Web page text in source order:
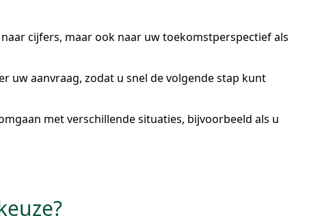
cijfers, maar ook naar uw toekomstperspectief als
uw aanvraag, zodat u snel de volgende stap kunt
met verschillende situaties, bijvoorbeeld als u